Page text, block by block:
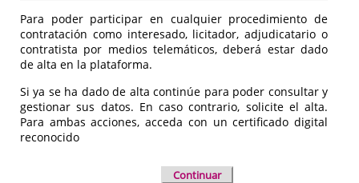
Para poder participar en cualquier procedimiento de
contratación como interesado, licitador, adjudicatario o
contratista por medios telemáticos, deberá estar dado
de alta en la plataforma.
Si ya se ha dado de alta continúe para poder consultar y
gestionar sus datos. En caso contrario, solicite el alta.
Para ambas acciones, acceda con un certificado digital
reconocido
Continuar